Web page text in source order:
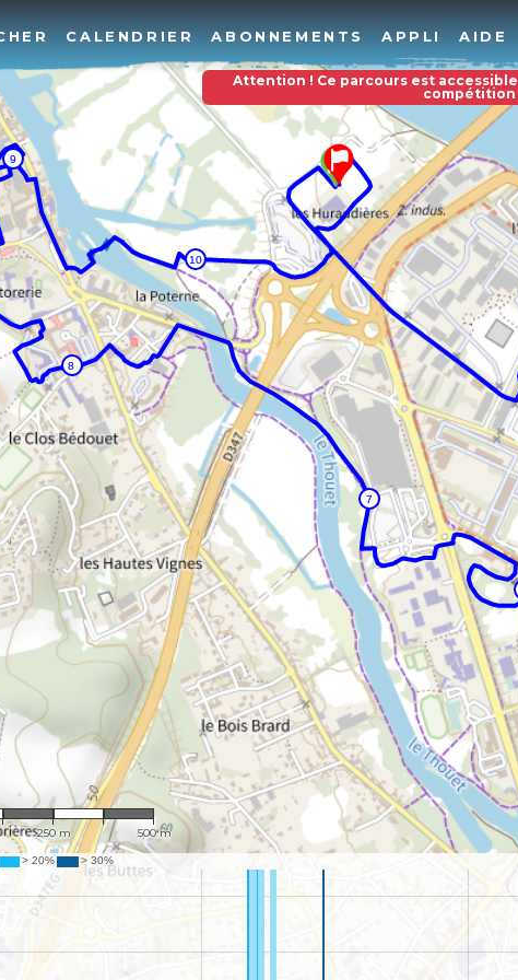
CALENDRIER ABONNEMENTS APPLI AIDE
Attention ! Ce parcours est
compétition
1 : 9,697
250 m 500 m